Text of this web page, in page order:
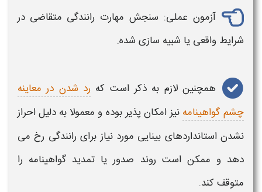
آزمون عملی: سنجش مهارت رانندگی متقاضی در
شرایط واقعی یا شبیه‌ سازی شده.
همچنین لازم به ذکر است که رد شدن در معاینه
چشم گواهینامه نیز امکان پذیر بوده و معمولا به دلیل احراز
نشدن استانداردهای بینایی مورد نیاز برای رانندگی رخ می
دهد و ممکن است روند صدور یا تمدید گواهینامه را
متوقف کند.